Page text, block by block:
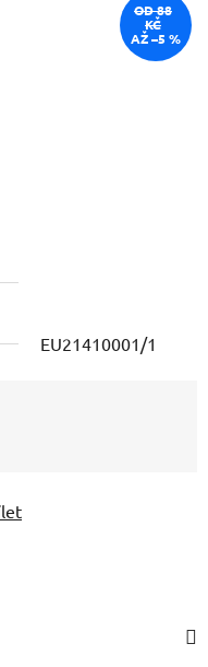
EU21410001/1
OD 88
KČ
AŽ –5 %